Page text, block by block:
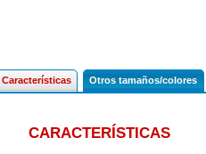
Características Otros tamaños/colores
CARACTERÍSTICAS